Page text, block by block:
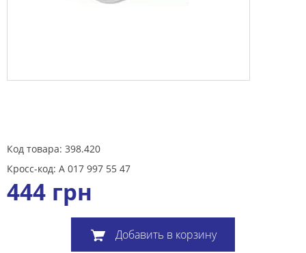
Код товара: 398.420
Кросс-код: A 017 997 55 47
444 грн
Добавить в корзину